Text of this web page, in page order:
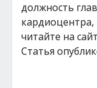
должность
читайте на
Статья